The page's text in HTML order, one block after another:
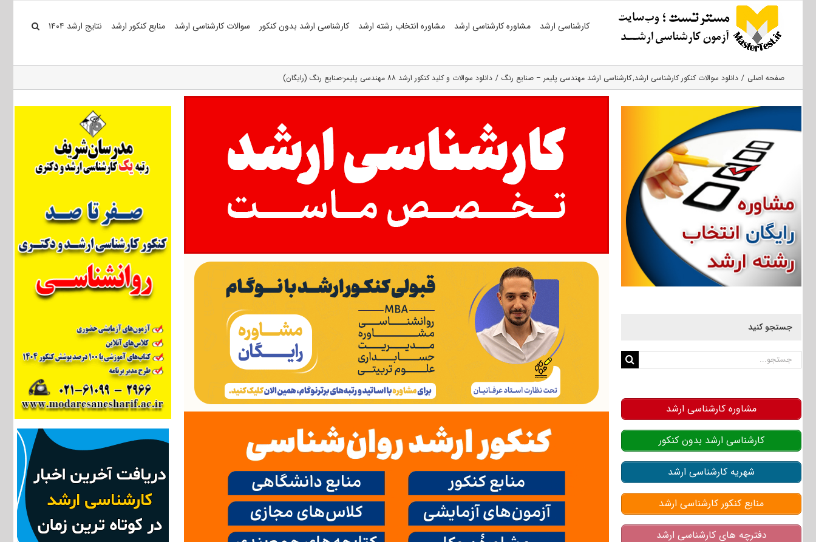
کارشناسی ارشد مشاوره کارشناسی ارشد مشاوره انتخاب رشته ارشد کارشناسی ارشد بدون کنکور سوالات کارشناسی ارشد منابع کنکور ارشد نتایج ارشد ۱۴۰۴
صفحه اصلی دانلود سوالات کنکور کارشناسی ارشد کارشناسی ارشد مهندسی پلیمر – صنایع رنگ دانلود سوالات و کلید کنکور ارشد ۸۸ مهندسی پلیمر-صنایع رنگ (رایگان)
جستجو کنید
جستجو
مشاوره کارشناسی ارشد
کارشناسی ارشد بدون کنکور
شهریه کارشناسی ارشد
منابع کنکور کارشناسی ارشد
دفترچه های کارشناسی ارشد